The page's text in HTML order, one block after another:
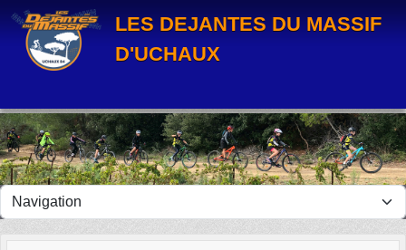
LES DEJANTES DU MASSIF
D'UCHAUX
Panneau de gestion des cookies